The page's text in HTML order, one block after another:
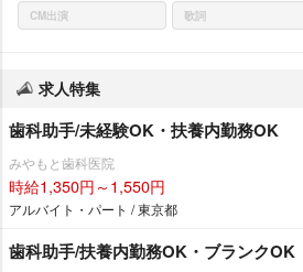
CM出演 歌詞
求人特集
歯科助手/未経験OK・扶養内勤務OK
みやもと歯科医院
時給1,350円～1,550円
アルバイト・パート / 東京都
歯科助手/扶養内勤務OK・ブランクOK